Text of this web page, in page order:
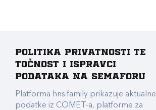
Politika privatnosti te
točnost i ispravci
podataka na Semaforu
Platforma hns.family prikazuje aktualne
podatke iz COMET-a, platforme za